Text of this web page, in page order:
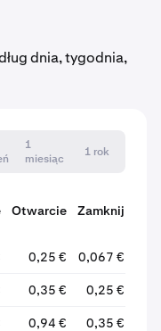
dnia, tygodnia,
1
miesiąc
1 rok
Otwarcie Zamknij
0,25 € 0,067 €
0,35 € 0,25 €
0,94 € 0,35 €